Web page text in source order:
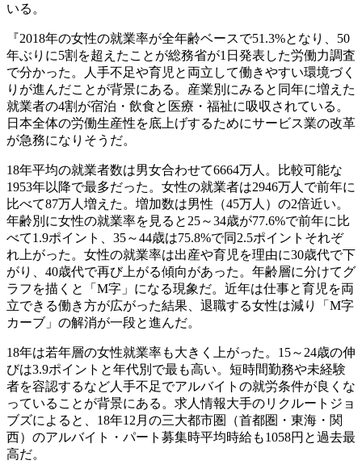
いる。
『2018年の女性の就業率が全年齢ベースで51.3%となり、50
年ぶりに5割を超えたことが総務省が1日発表した労働力調査
で分かった。人手不足や育児と両立して働きやすい環境づく
りが進んだことが背景にある。産業別にみると同年に増えた
就業者の4割が宿泊・飲食と医療・福祉に吸収されている。
日本全体の労働生産性を底上げするためにサービス業の改革
が急務になりそうだ。
18年平均の就業者数は男女合わせて6664万人。比較可能な
1953年以降で最多だった。女性の就業者は2946万人で前年に
比べて87万人増えた。増加数は男性（45万人）の2倍近い。
年齢別に女性の就業率を見ると25～34歳が77.6%で前年に比
べて1.9ポイント、35～44歳は75.8%で同2.5ポイントそれぞ
れ上がった。女性の就業率は出産や育児を理由に30歳代で下
がり、40歳代で再び上がる傾向があった。年齢層に分けてグ
ラフを描くと「M字」になる現象だ。近年は仕事と育児を両
立できる働き方が広がった結果、退職する女性は減り「M字
カーブ」の解消が一段と進んだ。
18年は若年層の女性就業率も大きく上がった。15～24歳の伸
びは3.9ポイントと年代別で最も高い。短時間勤務や未経験
者を容認するなど人手不足でアルバイトの就労条件が良くな
っていることが背景にある。求人情報大手のリクルートジョ
ブズによると、18年12月の三大都市圏（首都圏・東海・関
西）のアルバイト・パート募集時平均時給も1058円と過去最
高だ。